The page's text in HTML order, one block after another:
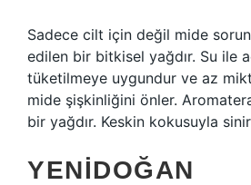
Sadece cilt için değil mide
edilen bir bitkisel yağdır. Su ile
tüketilmeye uygundur ve az
mide şişkinliğini önler.
bir yağdır. Keskin kokusuyla
YENIDOĞAN